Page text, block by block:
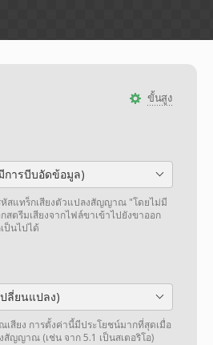
ขั้นสูง
การบีบอัดข้อมูล)
สแทร็กเสียงตัวแปลงสัญญาณ "โดยไม่มี
สตรีมเสียงจากไฟล์ขาเข้าไปยังขาออก
ป็นไปได้
ลี่ยนแปลง)
สียง การตั้งค่านี้มีประโยชน์มากที่สุดเมื่อ
ญญาณ (เช่น จาก 5.1 เป็นสเตอริโอ)